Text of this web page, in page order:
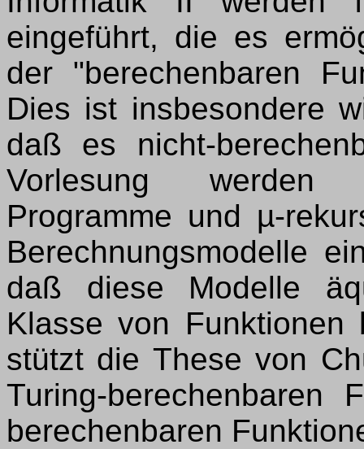
eingeführt, die es
der "berechenbaren
Dies ist insbesondere
daß es nicht-
Vorlesung werden
Programme und µ-
Berechnungsmodelle
daß diese Modelle
Klasse von Funktionen
stützt die These von
Turing-berechenbaren
berechenbaren